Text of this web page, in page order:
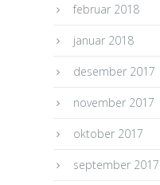
februar 2018
januar 2018
desember 2017
november 2017
oktober 2017
september 2017